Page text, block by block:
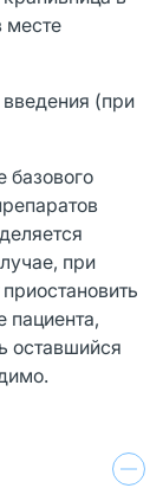
месте
(при
базового
при
пациента,
оставшийся